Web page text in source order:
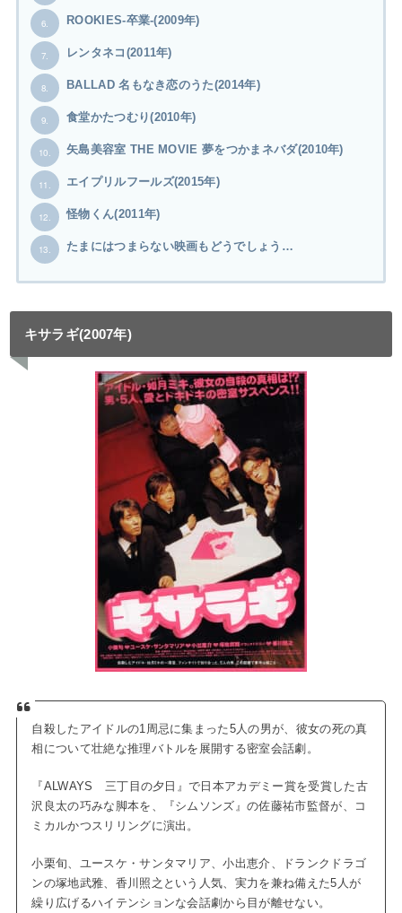
6. ROOKIES-卒業-(2009年)
7. レンタネコ(2011年)
8. BALLAD 名もなき恋のうた(2014年)
9. 食堂かたつむり(2010年)
10. 矢島美容室 THE MOVIE 夢をつかまネバダ(2010年)
11. エイプリルフールズ(2015年)
12. 怪物くん(2011年)
13. たまにはつまらない映画もどうでしょう…
キサラギ(2007年)
自殺したアイドルの1周忌に集まった5人の男が、彼女の死の真
相について壮絶な推理バトルを展開する密室会話劇。
『ALWAYS 三丁目の夕日』で日本アカデミー賞を受賞した古
沢良太の巧みな脚本を、『シムソンズ』の佐藤祐市監督が、コ
ミカルかつスリリングに演出。
小栗旬、ユースケ・サンタマリア、小出恵介、ドランクドラゴ
ンの塚地武雅、香川照之という人気、実力を兼ね備えた5人が
繰り広げるハイテンションな会話劇から目が離せない。